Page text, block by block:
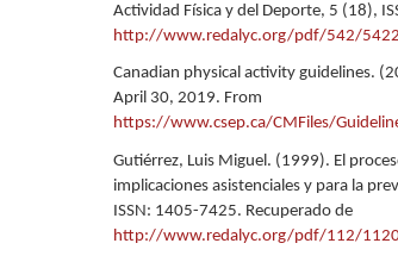
Actividad Física y del Deporte, 5 (18),
http://www.redalyc.org/pdf/542/
Canadian physical activity guidelines.
April 30, 2019. From
https://www.csep.ca/CMFiles/
Gutiérrez, Luis Miguel. (1999). El
implicaciones asistenciales y para la
ISSN: 1405-7425. Recuperado de
http://www.redalyc.org/pdf/112/